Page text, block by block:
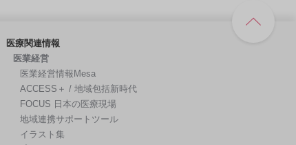
医療関連情報
医業経営
医業経営情報Mesa
ACCESS＋ / 地域包括新時代
FOCUS 日本の医療現場
地域連携サポートツール
イラスト集